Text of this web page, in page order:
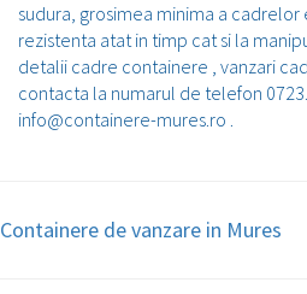
sudura, grosimea minima a cadrelor
rezistenta atat in timp cat si la
detalii cadre containere , vanzari
contacta la numarul de telefon
info@containere-mures.ro .
Containere de vanzare in Mures